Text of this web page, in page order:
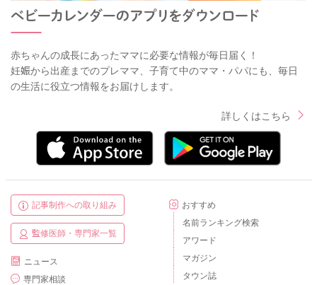
赤ちゃんの成長にあったママに必要な情報が毎日届く！
妊娠から出産までのプレママ、子育て中のママ・パパにも、毎日
の生活に役立つ情報をお届けします。
詳しくはこちら
記事制作への取り組み
監修医師・専門家一覧
ニュース
専門家相談
おすすめ
名前ランキング検索
アワード
マガジン
タウン誌